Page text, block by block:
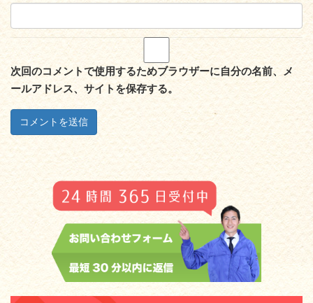
次回のコメントで使用するためブラウザーに自分の名前、メ
ールアドレス、サイトを保存する。